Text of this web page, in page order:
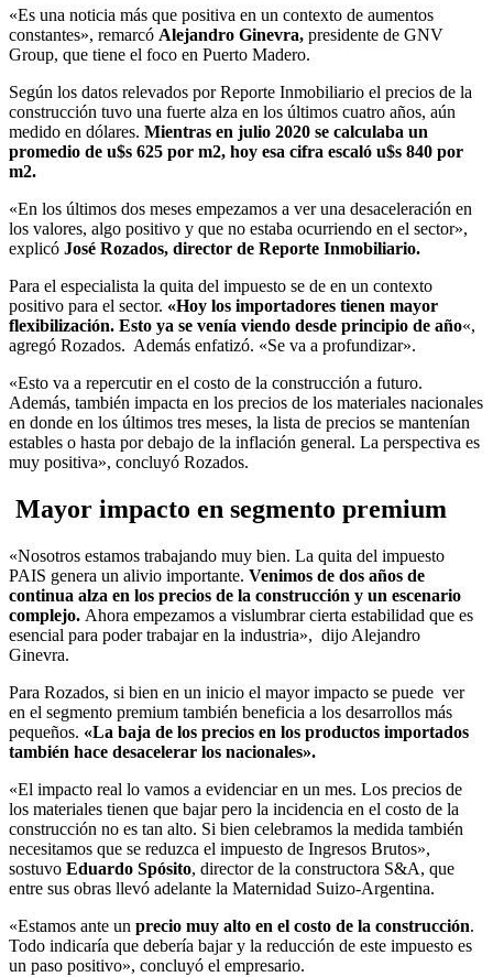
«Es una noticia más que positiva en un contexto de aumentos
constantes», remarcó Alejandro Ginevra, presidente de GNV
Group, que tiene el foco en Puerto Madero.
Según los datos relevados por Reporte Inmobiliario el precios de la
construcción tuvo una fuerte alza en los últimos cuatro años, aún
medido en dólares. Mientras en julio 2020 se calculaba un
promedio de u$s 625 por m2, hoy esa cifra escaló u$s 840 por
m2.
«En los últimos dos meses empezamos a ver una desaceleración en
los valores, algo positivo y que no estaba ocurriendo en el sector»,
explicó José Rozados, director de Reporte Inmobiliario.
Para el especialista la quita del impuesto se de en un contexto
positivo para el sector. «Hoy los importadores tienen mayor
flexibilización. Esto ya se venía viendo desde principio de año«,
agregó Rozados. Además enfatizó. «Se va a profundizar».
«Esto va a repercutir en el costo de la construcción a futuro.
Además, también impacta en los precios de los materiales nacionales
en donde en los últimos tres meses, la lista de precios se mantenían
estables o hasta por debajo de la inflación general. La perspectiva es
muy positiva», concluyó Rozados.
Mayor impacto en segmento premium
«Nosotros estamos trabajando muy bien. La quita del impuesto
PAIS genera un alivio importante. Venimos de dos años de
continua alza en los precios de la construcción y un escenario
complejo. Ahora empezamos a vislumbrar cierta estabilidad que es
esencial para poder trabajar en la industria», dijo Alejandro
Ginevra.
Para Rozados, si bien en un inicio el mayor impacto se puede ver
en el segmento premium también beneficia a los desarrollos más
pequeños. «La baja de los precios en los productos importados
también hace desacelerar los nacionales».
«El impacto real lo vamos a evidenciar en un mes. Los precios de
los materiales tienen que bajar pero la incidencia en el costo de la
construcción no es tan alto. Si bien celebramos la medida también
necesitamos que se reduzca el impuesto de Ingresos Brutos»,
sostuvo Eduardo Spósito, director de la constructora S&A, que
entre sus obras llevó adelante la Maternidad Suizo-Argentina.
«Estamos ante un precio muy alto en el costo de la construcción.
Todo indicaría que debería bajar y la reducción de este impuesto es
un paso positivo», concluyó el empresario.